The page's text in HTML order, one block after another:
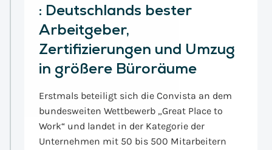
: Deutschlands bester
Arbeitgeber,
Zertifizierungen und Umzug
in größere Büroräume
Erstmals beteiligt sich die Convista an dem
bundesweiten Wettbewerb „Great Place to
Work“ und landet in der Kategorie der
Unternehmen mit 50 bis 500 Mitarbeitern